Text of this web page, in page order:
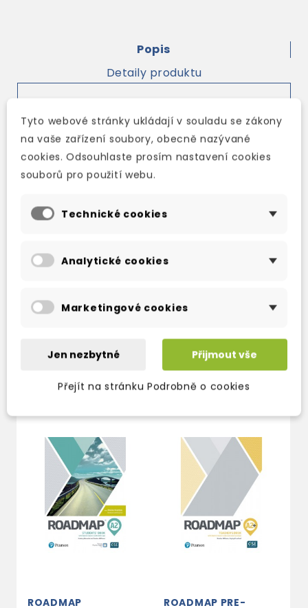
Popis
Detaily produktu
Ten units provide additional practice of
material covered in the Students’ Book. The
Workbook also includes:
functional language practice activities
practice activities
An answer key at the back of the book allows
OSTATNÍ PRODUKTY VE STEJNÉ KATEGORII
ROADMAP
ROADMAP PRE-
Tyto webové stránky ukládají v souladu se zákony
na vaše zařízení soubory, obecně nazývané
cookies. Odsouhlaste prosím nastavení cookies
souborů pro použití webu.
Technické cookies
Analytické cookies
Marketingové cookies
Jen nezbytné Přijmout vše
Přejít na stránku Podrobně o cookies